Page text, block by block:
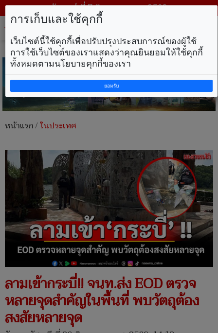
วันศุกร์ ที่ 7 สิงหาคม พ.ศ. 2569
หน้าแรก/ในประเทศ
ลามเข้ากระบี่!! จนท.ส่ง EOD ตรวจ
หลายจุดสำคัญในพื้นที่ พบวัตถุต้อง
สงสัยหลายจุด
การเก็บและใช้คุกกี้
เว็บไซต์นี้ใช้คุกกี้เพื่อปรับปรุงประสบการณ์ของผู้ใช้
การใช้เว็บไซต์ของเราแสดงว่าคุณยินยอมให้ใช้คุกกี้
ทั้งหมดตามนโยบายคุกกี้ของเรา
ยอมรับ